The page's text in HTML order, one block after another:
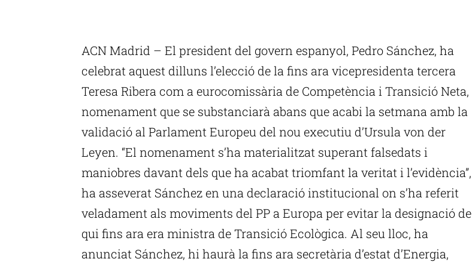
ACN Madrid – El president del govern espanyol, Pedro Sánchez, ha
celebrat aquest dilluns l’elecció de la fins ara vicepresidenta tercera
Teresa Ribera com a eurocomissària de Competència i Transició Neta,
nomenament que se substanciarà abans que acabi la setmana amb la
validació al Parlament Europeu del nou executiu d’Ursula von der
Leyen. “El nomenament s’ha materialitzat superant falsedats i
maniobres davant dels que ha acabat triomfant la veritat i l’evidència”,
ha asseverat Sánchez en una declaració institucional on s’ha referit
veladament als moviments del PP a Europa per evitar la designació de
qui fins ara era ministra de Transició Ecològica. Al seu lloc, ha
anunciat Sánchez, hi haurà la fins ara secretària d’estat d’Energia,